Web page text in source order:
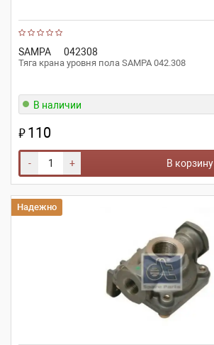
SAMPA 042308
Тяга крана уровня пола SAMPA 042.308
В наличии
₽110
- + В корзину
Надежно